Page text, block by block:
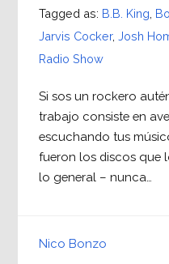
Tagged as: B.B. King
Jarvis Cocker, Josh
Radio Show
Si sos un rockero
trabajo consiste en
escuchando tus
fueron los discos que
lo general – nunca…
Nico Bonzo